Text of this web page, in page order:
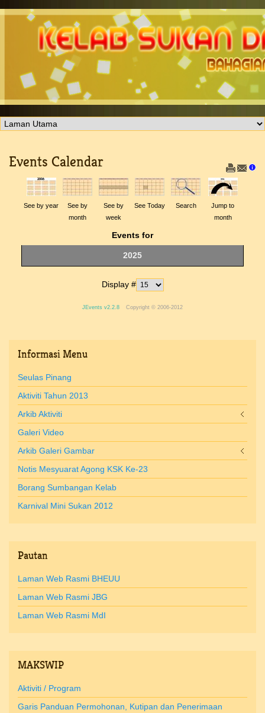
Events Calendar
See by year
See by
month
See by
week
See Today Search
Jump to
month
Events for
2025
Display #
JEvents v2.2.8 Copyright © 2006-2012
InformasiMenu
Seulas Pinang
Aktiviti Tahun 2013
Arkib Aktiviti
Galeri Video
Arkib Galeri Gambar
Notis Mesyuarat Agong KSK Ke-23
Borang Sumbangan Kelab
Karnival Mini Sukan 2012
Pautan
Laman Web Rasmi BHEUU
Laman Web Rasmi JBG
Laman Web Rasmi MdI
MAKSWIP
Aktiviti / Program
Garis Panduan Permohonan, Kutipan dan Penerimaan